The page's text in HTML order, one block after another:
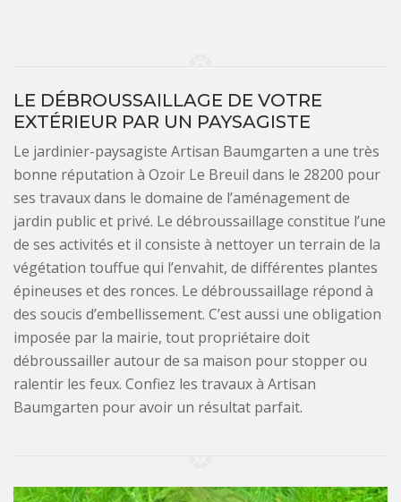
LE DÉBROUSSAILLAGE DE VOTRE
EXTÉRIEUR PAR UN PAYSAGISTE
Le jardinier-paysagiste Artisan Baumgarten a une très
bonne réputation à Ozoir Le Breuil dans le 28200 pour
ses travaux dans le domaine de l’aménagement de
jardin public et privé. Le débroussaillage constitue l’une
de ses activités et il consiste à nettoyer un terrain de la
végétation touffue qui l’envahit, de différentes plantes
épineuses et des ronces. Le débroussaillage répond à
des soucis d’embellissement. C’est aussi une obligation
imposée par la mairie, tout propriétaire doit
débroussailler autour de sa maison pour stopper ou
ralentir les feux. Confiez les travaux à Artisan
Baumgarten pour avoir un résultat parfait.